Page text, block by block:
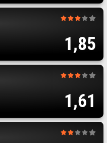
1,85
1,61